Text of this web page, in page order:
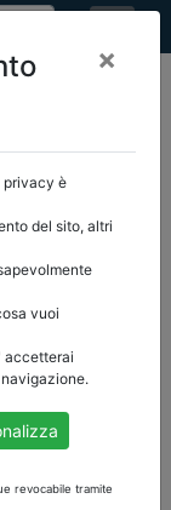
×
privacy è
del sito, altri
vuoi
accetterai
revocabile tramite